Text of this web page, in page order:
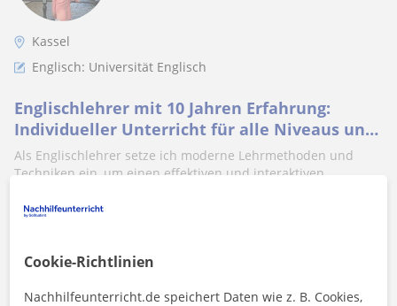
Kassel
Englisch: Universität Englisch
Englischlehrer mit 10 Jahren Erfahrung:
Individueller Unterricht für alle Niveaus und
Bedürfnisse
Als Englischlehrer setze ich moderne Lehrmethoden und
Techniken ein, um einen effektiven und interaktiven
Mehr sehen
Cookie-Richtlinien
Nachhilfeunterricht.de speichert Daten wie z. B. Cookies,